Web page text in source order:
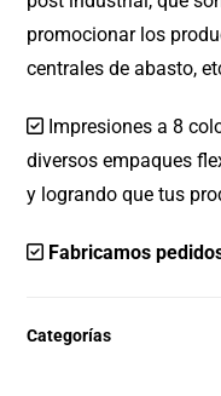
promocionar los
centrales de abasto,
Impresiones a 8
diversos empaques
y logrando que tus
Fabricamos
Categorías